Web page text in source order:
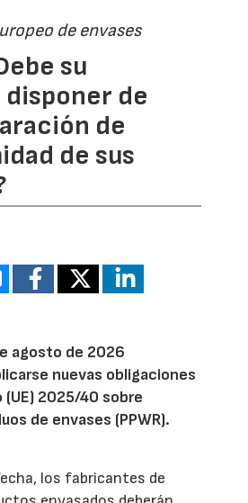
de envases
su
disponer de
de
de sus
agosto de 2026
nuevas obligaciones
(UE) 2025/40 sobre
de envases (PPWR).
los fabricantes de